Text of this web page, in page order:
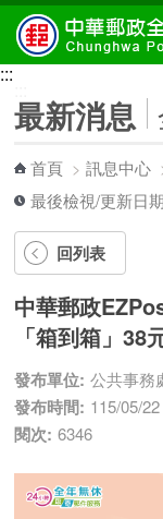
跳到主要內容區塊
:::
最新消息
首頁 >訊息中心
最後檢視/更新日
回列表
中華郵政
「箱到箱」38
發布單位: 公共事務
發布時間: 115/05/22
閱次: 6346